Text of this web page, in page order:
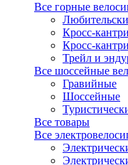
Все горные
Кросс-
Кросс-
Трейл и
Все шоссейные
Гравийные
Шоссейные
Все товары
Все